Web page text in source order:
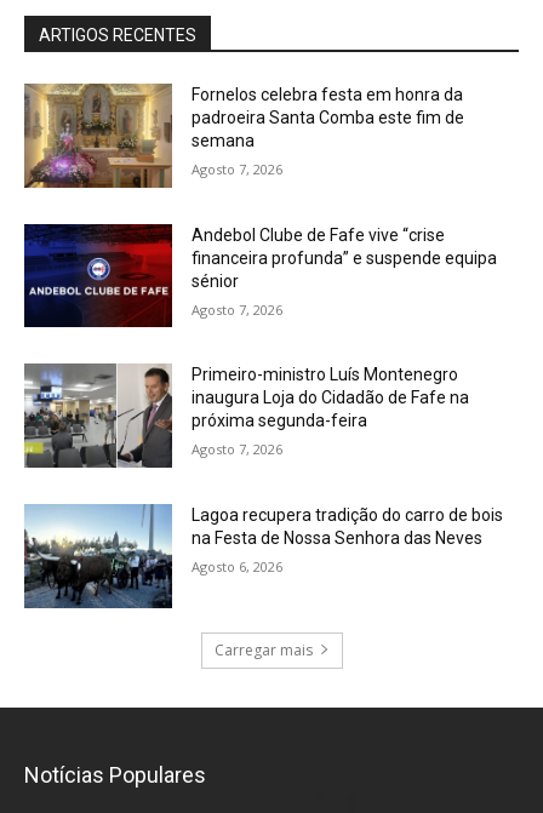
ARTIGOS RECENTES
Fornelos celebra festa em honra da
padroeira Santa Comba este fim de
semana
Agosto 7, 2026
Andebol Clube de Fafe vive “crise
financeira profunda” e suspende equipa
sénior
Agosto 7, 2026
Primeiro-ministro Luís Montenegro
inaugura Loja do Cidadão de Fafe na
próxima segunda-feira
Agosto 7, 2026
Lagoa recupera tradição do carro de bois
na Festa de Nossa Senhora das Neves
Agosto 6, 2026
Carregar mais
Notícias Populares